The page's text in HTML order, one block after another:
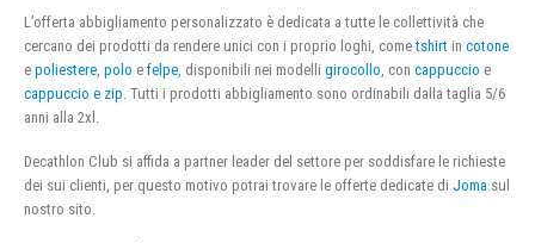
L’offerta abbigliamento personalizzato è dedicata a tutte le collettività che
cercano dei prodotti da rendere unici con i proprio loghi, cometshirt in cotone
e poliestere polo e felpe , disponibili nei modelli girocollo , con cappuccio e
cappuccio e zip . Tutti i prodotti abbigliamento sono ordinabili dalla taglia 5/6
anni alla 2xl.
Decathlon Club si affida a partner leader del settore per soddisfare le richieste
dei sui clienti, per questo motivo potrai trovare le offerte dedicate di Joma sul
nostro sito.